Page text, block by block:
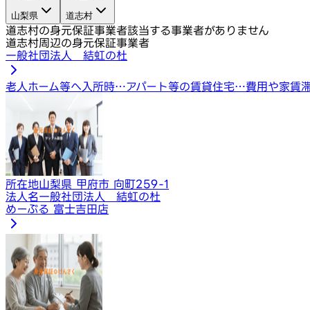
山梨県
道志村
道志村の身元保証事業者該当する事業者がありません
道志村周辺の身元保証事業者
一般社団法人 結虹の杜
老人ホーム等へ入所時…アパート等の賃貸住宅…費用や家賃
所在地山梨県 甲府市 向町259-1
法人名一般社団法人 結虹の杜
めーぷる 富士吉田店